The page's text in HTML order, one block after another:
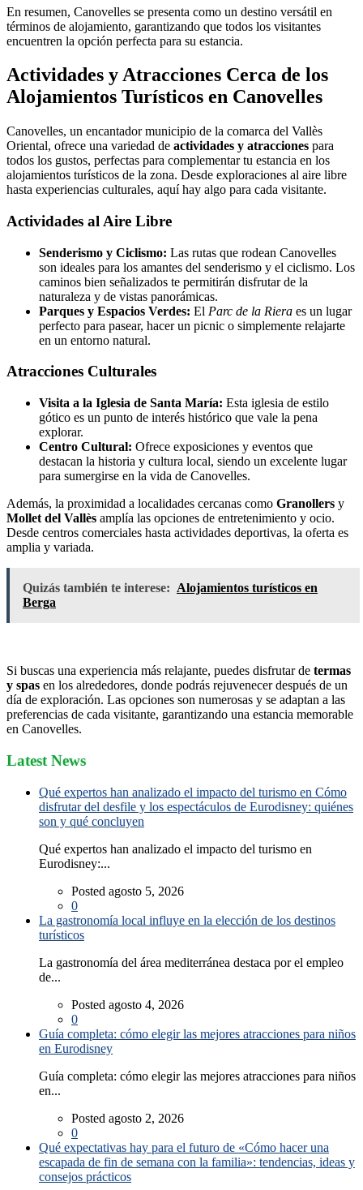
En resumen, Canovelles se presenta como un destino versátil en
términos de alojamiento, garantizando que todos los visitantes
encuentren la opción perfecta para su estancia.
Actividades y Atracciones Cerca de los
Alojamientos Turísticos en Canovelles
Canovelles, un encantador municipio de la comarca del Vallès
Oriental, ofrece una variedad de actividades y atracciones para
todos los gustos, perfectas para complementar tu estancia en los
alojamientos turísticos de la zona. Desde exploraciones al aire libre
hasta experiencias culturales, aquí hay algo para cada visitante.
Actividades al Aire Libre
Senderismo y Ciclismo: Las rutas que rodean Canovelles
son ideales para los amantes del senderismo y el ciclismo. Los
caminos bien señalizados te permitirán disfrutar de la
naturaleza y de vistas panorámicas.
Parques y Espacios Verdes: El Parc de la Riera es un lugar
perfecto para pasear, hacer un picnic o simplemente relajarte
en un entorno natural.
Atracciones Culturales
Visita a la Iglesia de Santa María: Esta iglesia de estilo
gótico es un punto de interés histórico que vale la pena
explorar.
Centro Cultural: Ofrece exposiciones y eventos que
destacan la historia y cultura local, siendo un excelente lugar
para sumergirse en la vida de Canovelles.
Además, la proximidad a localidades cercanas como Granollers y
Mollet del Vallès amplía las opciones de entretenimiento y ocio.
Desde centros comerciales hasta actividades deportivas, la oferta es
amplia y variada.
Quizás también te interese: Alojamientos turísticos en
Berga
Si buscas una experiencia más relajante, puedes disfrutar de termas
y spas en los alrededores, donde podrás rejuvenecer después de un
día de exploración. Las opciones son numerosas y se adaptan a las
preferencias de cada visitante, garantizando una estancia memorable
en Canovelles.
Latest News
Qué expertos han analizado el impacto del turismo en Cómo
disfrutar del desfile y los espectáculos de Eurodisney: quiénes
son y qué concluyen
Qué expertos han analizado el impacto del turismo en
Eurodisney:...
Posted agosto 5, 2026
0
La gastronomía local influye en la elección de los destinos
turísticos
La gastronomía del área mediterránea destaca por el empleo
de...
Posted agosto 4, 2026
0
Guía completa: cómo elegir las mejores atracciones para niños
en Eurodisney
Guía completa: cómo elegir las mejores atracciones para niños
en...
Posted agosto 2, 2026
0
Qué expectativas hay para el futuro de «Cómo hacer una
escapada de fin de semana con la familia»: tendencias, ideas y
consejos prácticos